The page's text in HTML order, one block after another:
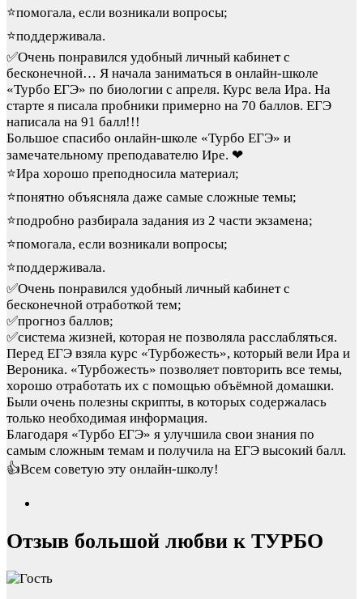
⭐помогала, если возникали вопросы;
⭐поддерживала.
✅Очень понравился удобный личный кабинет с
бесконечной… Я начала заниматься в онлайн-школе
«Турбо ЕГЭ» по биологии с апреля. Курс вела Ира. На
старте я писала пробники примерно на 70 баллов. ЕГЭ
написала на 91 балл!!!
Большое спасибо онлайн-школе «Турбо ЕГЭ» и
замечательному преподавателю Ире. ❤
⭐Ира хорошо преподносила материал;
⭐понятно объясняла даже самые сложные темы;
⭐подробно разбирала задания из 2 части экзамена;
⭐помогала, если возникали вопросы;
⭐поддерживала.
✅Очень понравился удобный личный кабинет с
бесконечной отработкой тем;
✅прогноз баллов;
✅система жизней, которая не позволяла расслабляться.
Перед ЕГЭ взяла курс «Турбожесть», который вели Ира и
Вероника. «Турбожесть» позволяет повторить все темы,
хорошо отработать их с помощью объёмной домашки.
Были очень полезны скрипты, в которых содержалась
только необходимая информация.
Благодаря «Турбо ЕГЭ» я улучшила свои знания по
самым сложным темам и получила на ЕГЭ высокий балл.
👍Всем советую эту онлайн-школу!
Отзыв большой любви к ТУРБО